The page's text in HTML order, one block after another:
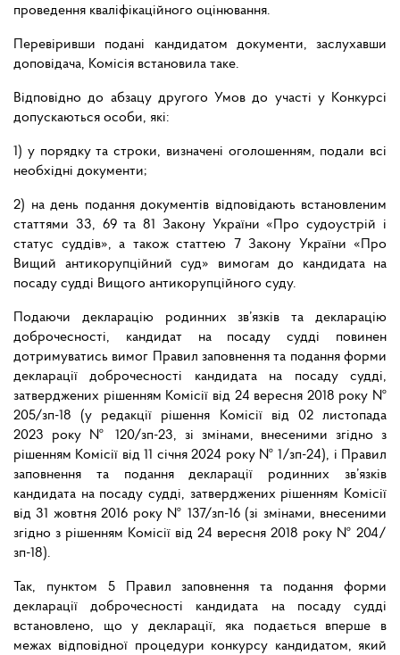
проведення кваліфікаційного оцінювання.
Перевіривши подані кандидатом документи, заслухавши
доповідача, Комісія встановила таке.
Відповідно до абзацу другого Умов до участі у Конкурсі
допускаються особи, які:
1) у порядку та строки, визначені оголошенням, подали всі
необхідні документи;
2) на день подання документів відповідають встановленим
статтями 33, 69 та 81 Закону України «Про судоустрій і
статус суддів», а також статтею 7 Закону України «Про
Вищий антикорупційний суд» вимогам до кандидата на
посаду судді Вищого антикорупційного суду.
Подаючи декларацію родинних зв’язків та декларацію
доброчесності, кандидат на посаду судді повинен
дотримуватись вимог Правил заповнення та подання форми
декларації доброчесності кандидата на посаду судді,
затверджених рішенням Комісії від 24 вересня 2018 року №
205/зп-18 (у редакції рішення Комісії від 02 листопада
2023 року № 120/зп-23, зі змінами, внесеними згідно з
рішенням Комісії від 11 січня 2024 року № 1/зп-24), і Правил
заповнення та подання декларації родинних зв’язків
кандидата на посаду судді, затверджених рішенням Комісії
від 31 жовтня 2016 року № 137/зп-16 (зі змінами, внесеними
згідно з рішенням Комісії від 24 вересня 2018 року № 204/
зп-18).
Так, пунктом 5 Правил заповнення та подання форми
декларації доброчесності кандидата на посаду судді
встановлено, що у декларації, яка подається вперше в
межах відповідної процедури конкурсу кандидатом, який